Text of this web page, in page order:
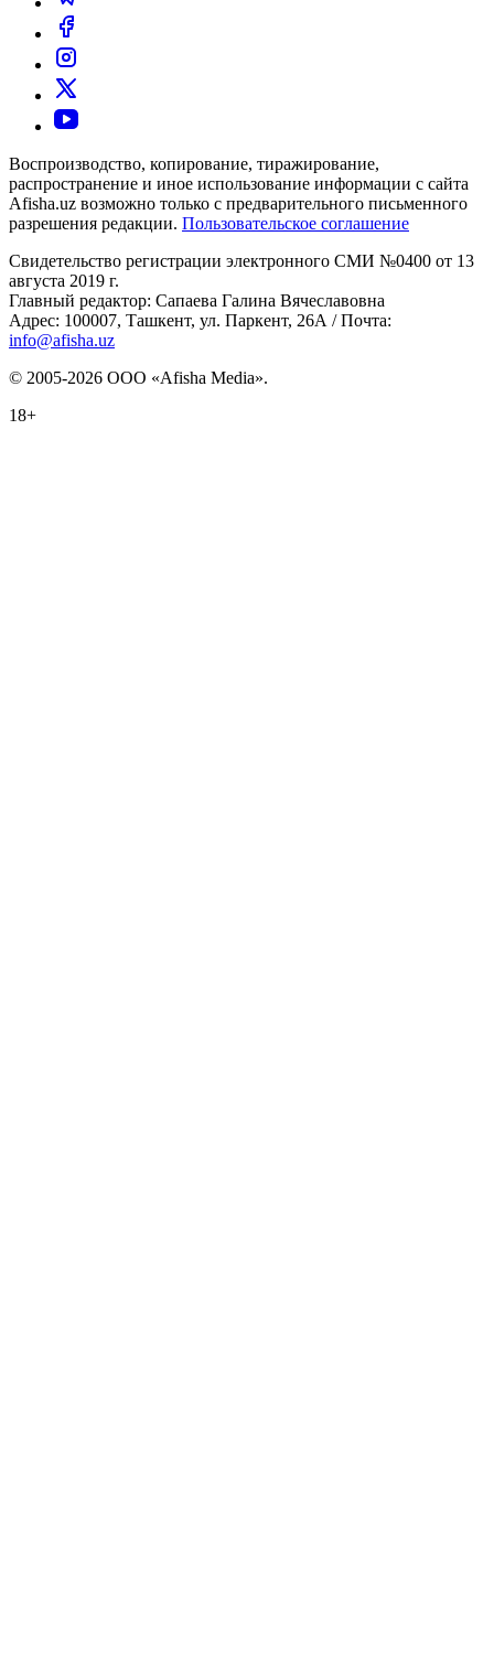
Воспроизводство, копирование, тиражирование,
распространение и иное использование информации с сайта
Afisha.uz возможно только с предварительного письменного
разрешения редакции. Пользовательское соглашение
Свидетельство регистрации электронного СМИ №0400 от 13
августа 2019 г.
Главный редактор: Сапаева Галина Вячеславовна
Адрес: 100007, Ташкент, ул. Паркент, 26А / Почта:
info@afisha.uz
© 2005-2026 ООО «Afisha Media».
18+